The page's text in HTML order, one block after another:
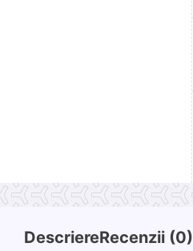
DescriereRecenzii (0)